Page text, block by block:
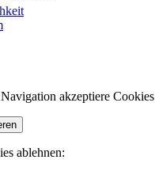
akzeptiere Cookies
ablehnen: